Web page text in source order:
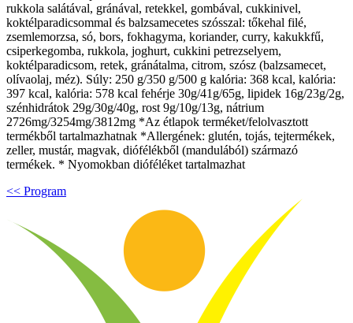
rukkola salátával, gránával, retekkel, gombával, cukkinivel,
koktélparadicsommal és balzsamecetes szósszal: tőkehal filé,
zsemlemorzsa, só, bors, fokhagyma, koriander, curry, kakukkfű,
csiperkegomba, rukkola, joghurt, cukkini petrezselyem,
koktélparadicsom, retek, gránátalma, citrom, szósz (balzsamecet,
olívaolaj, méz). Súly: 250 g/350 g/500 g kalória: 368 kcal, kalória:
397 kcal, kalória: 578 kcal fehérje 30g/41g/65g, lipidek 16g/23g/2g,
szénhidrátok 29g/30g/40g, rost 9g/10g/13g, nátrium
2726mg/3254mg/3812mg *Az étlapok terméket/felolvasztott
termékből tartalmazhatnak *Allergének: glutén, tojás, tejtermékek,
zeller, mustár, magvak, diófélékből (mandulából) származó
termékek. * Nyomokban dióféléket tartalmazhat
<< Program